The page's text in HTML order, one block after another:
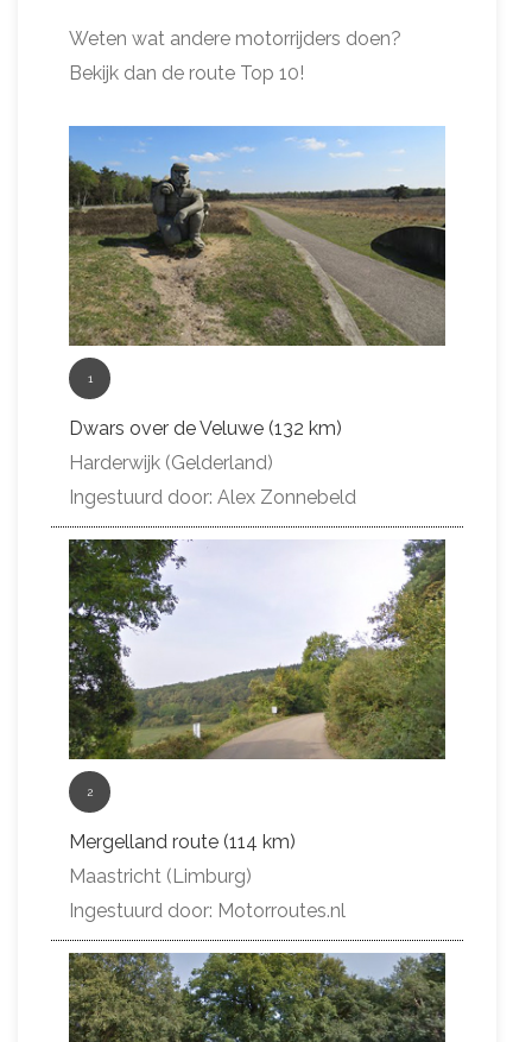
Weten wat andere motorrijders doen?
Bekijk dan de route Top 10!
1
Dwars over de Veluwe (132 km)
Harderwijk (Gelderland)
Ingestuurd door: Alex Zonnebeld
2
Mergelland route (114 km)
Maastricht (Limburg)
Ingestuurd door: Motorroutes.nl